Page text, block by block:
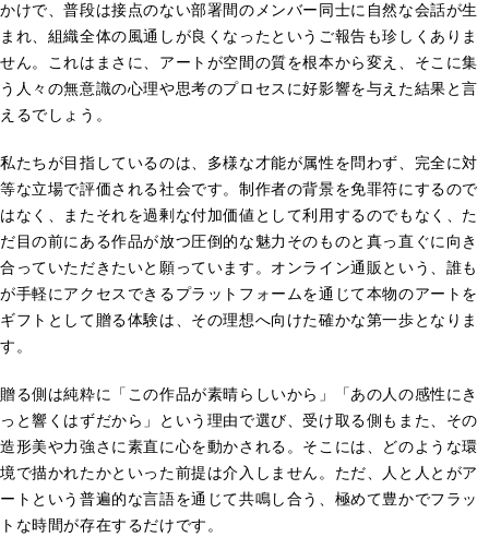
かけで、普段は接点のない部署間のメンバー同士に自然な会話が生
まれ、組織全体の風通しが良くなったというご報告も珍しくありま
せん。これはまさに、アートが空間の質を根本から変え、そこに集
う人々の無意識の心理や思考のプロセスに好影響を与えた結果と言
えるでしょう。
私たちが目指しているのは、多様な才能が属性を問わず、完全に対
等な立場で評価される社会です。制作者の背景を免罪符にするので
はなく、またそれを過剰な付加価値として利用するのでもなく、た
だ目の前にある作品が放つ圧倒的な魅力そのものと真っ直ぐに向き
合っていただきたいと願っています。オンライン通販という、誰も
が手軽にアクセスできるプラットフォームを通じて本物のアートを
ギフトとして贈る体験は、その理想へ向けた確かな第一歩となりま
す。
贈る側は純粋に「この作品が素晴らしいから」「あの人の感性にき
っと響くはずだから」という理由で選び、受け取る側もまた、その
造形美や力強さに素直に心を動かされる。そこには、どのような環
境で描かれたかといった前提は介入しません。ただ、人と人とがア
ートという普遍的な言語を通じて共鳴し合う、極めて豊かでフラッ
トな時間が存在するだけです。